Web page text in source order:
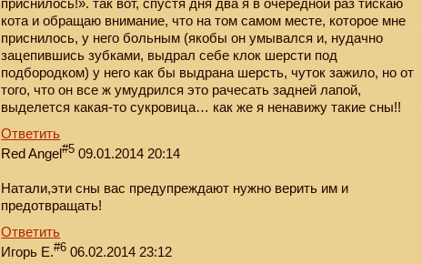
приснилось!». так вот, спустя дня два я в очередной раз тискаю
кота и обращаю внимание, что на том самом месте, которое мне
приснилось, у него больным (якoбы он умывался и, нудачно
зацепившись зубками, выдрал себе клок шерсти под
подбородком) у него как бы выдрана шерсть, чуток зажило, но от
того, что он все ж умудрился это рачесать задней лапой,
выделется какая-то сyкровица… как же я ненавижу такие сны!!
Ответить
Red Angel#5 09.01.2014 20:14
Натали,эти сны вас предупреждают нужно верить им и
предотвращать!
Ответить
Игорь Е.#6 06.02.2014 23:12